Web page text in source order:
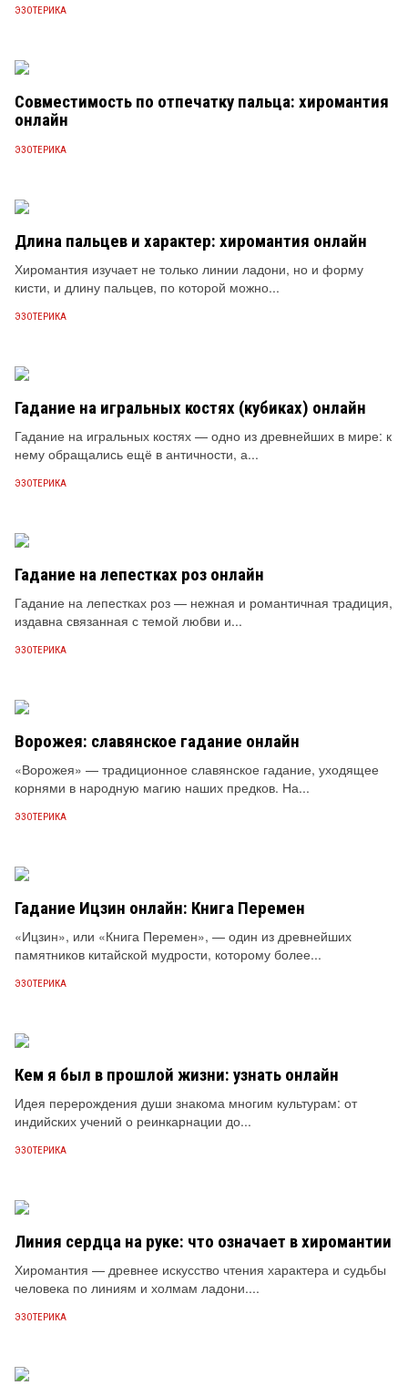
ЭЗОТЕРИКА
Совместимость по отпечатку пальца: хиромантия
онлайн
ЭЗОТЕРИКА
Длина пальцев и характер: хиромантия онлайн
Хиромантия изучает не только линии ладони, но и форму
кисти, и длину пальцев, по которой можно...
ЭЗОТЕРИКА
Гадание на игральных костях (кубиках) онлайн
Гадание на игральных костях — одно из древнейших в мире: к
нему обращались ещё в античности, а...
ЭЗОТЕРИКА
Гадание на лепестках роз онлайн
Гадание на лепестках роз — нежная и романтичная традиция,
издавна связанная с темой любви и...
ЭЗОТЕРИКА
Ворожея: славянское гадание онлайн
«Ворожея» — традиционное славянское гадание, уходящее
корнями в народную магию наших предков. На...
ЭЗОТЕРИКА
Гадание Ицзин онлайн: Книга Перемен
«Ицзин», или «Книга Перемен», — один из древнейших
памятников китайской мудрости, которому более...
ЭЗОТЕРИКА
Кем я был в прошлой жизни: узнать онлайн
Идея перерождения души знакома многим культурам: от
индийских учений о реинкарнации до...
ЭЗОТЕРИКА
Линия сердца на руке: что означает в хиромантии
Хиромантия — древнее искусство чтения характера и судьбы
человека по линиям и холмам ладони....
ЭЗОТЕРИКА